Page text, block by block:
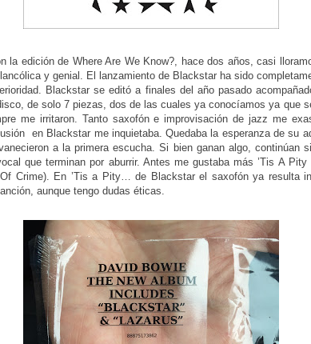
la edición de Where Are We Know?, hace dos años, casi
y genial. El lanzamiento de Blackstar ha sido
Blackstar se editó a finales del año pasado
de solo 7 piezas, dos de las cuales ya conocíamos ya que
me irritaron. Tanto saxofón e improvisación de jazz me
en Blackstar me inquietaba. Quedaba la esperanza de su
a la primera escucha. Si bien ganan algo, continúan
que terminan por aburrir. Antes me gustaba más ’Tis A
Crime). En ’Tis a Pity… de Blackstar el saxofón ya resulta
aunque tengo dudas éticas.